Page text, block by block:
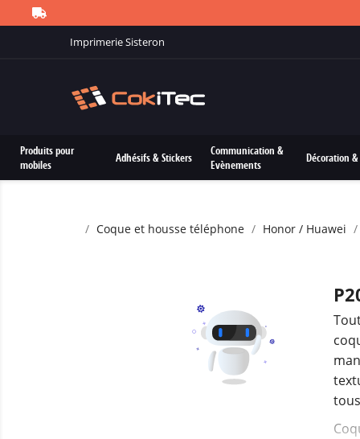
Imprimerie Sisteron
Produits pour
mobiles
Adhésifs & Stickers
Communication &
Evènements
Décoration
Coque et housse téléphone Honor / Huawei